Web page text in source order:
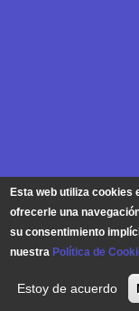
Aviso Legal |
© 2026 |
Esta web utiliza
ofrecerle una
su consentimiento
nuestra Política de
Estoy de acuerdo